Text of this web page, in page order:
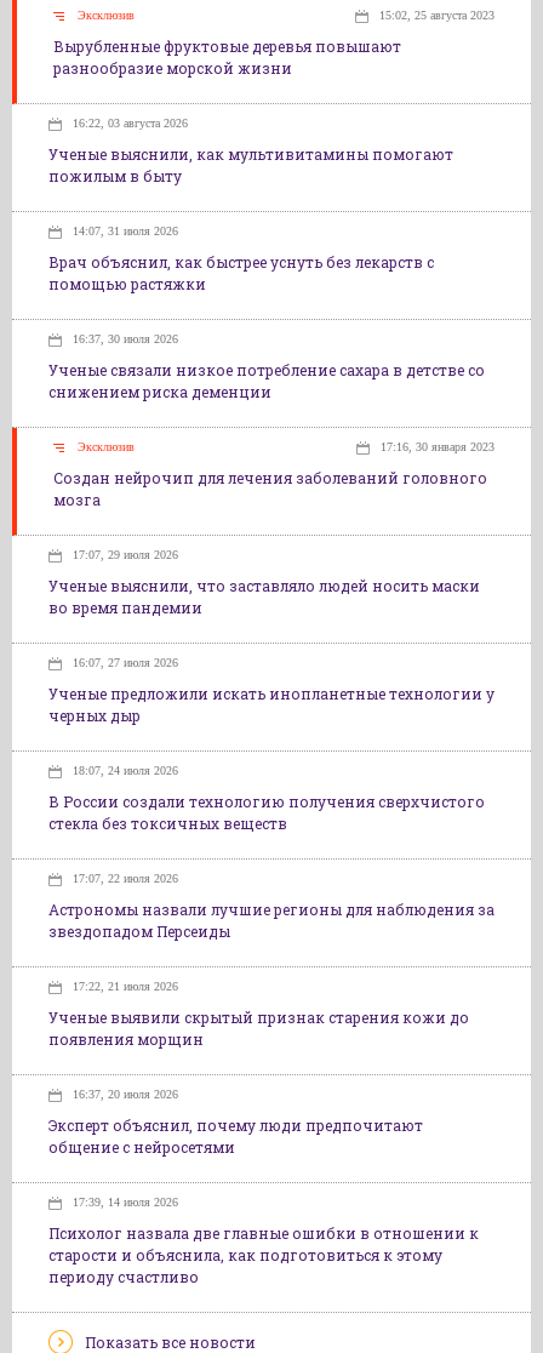
Эксклюзив 15:02, 25 августа 2023
Вырубленные фруктовые деревья повышают
разнообразие морской жизни
16:22, 03 августа 2026
Ученые выяснили, как мультивитамины помогают
пожилым в быту
14:07, 31 июля 2026
Врач объяснил, как быстрее уснуть без лекарств с
помощью растяжки
16:37, 30 июля 2026
Ученые связали низкое потребление сахара в детстве со
снижением риска деменции
Эксклюзив 17:16, 30 января 2023
Создан нейрочип для лечения заболеваний головного
мозга
17:07, 29 июля 2026
Ученые выяснили, что заставляло людей носить маски
во время пандемии
16:07, 27 июля 2026
Ученые предложили искать инопланетные технологии у
черных дыр
18:07, 24 июля 2026
В России создали технологию получения сверхчистого
стекла без токсичных веществ
17:07, 22 июля 2026
Астрономы назвали лучшие регионы для наблюдения за
звездопадом Персеиды
17:22, 21 июля 2026
Ученые выявили скрытый признак старения кожи до
появления морщин
16:37, 20 июля 2026
Эксперт объяснил, почему люди предпочитают
общение с нейросетями
17:39, 14 июля 2026
Психолог назвала две главные ошибки в отношении к
старости и объяснила, как подготовиться к этому
периоду счастливо
Показать все новости